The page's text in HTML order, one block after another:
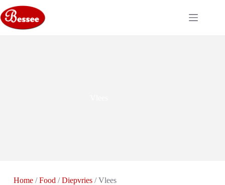
naar
de
inhoud
Home/Food /Diepvries/ Vlees